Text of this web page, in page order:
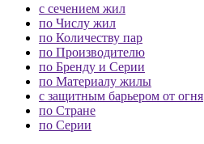
с сечением жил
по Числу жил
по Количеству пар
по Производителю
по Бренду и Серии
по Материалу жилы
с защитным барьером от огня
по Стране
по Серии